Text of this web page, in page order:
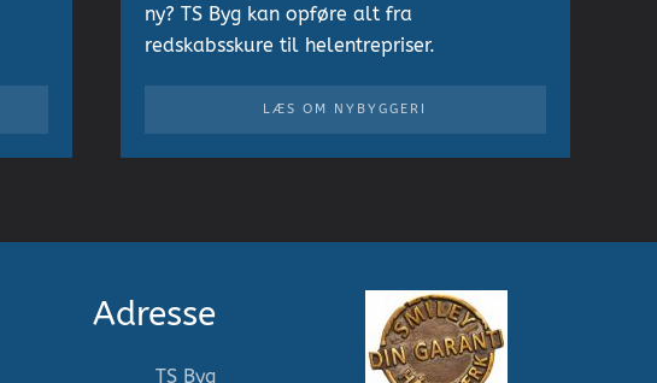
ny? TS Byg kan opføre alt fra
redskabsskure til helentrepriser.
LÆS OM NYBYGGERI
Adresse
TS Byg